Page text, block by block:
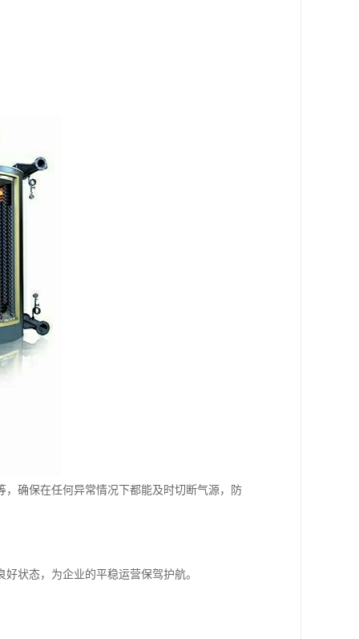
确保在任何异常情况下都能及时切断气源，防
状态，为企业的平稳运营保驾护航。